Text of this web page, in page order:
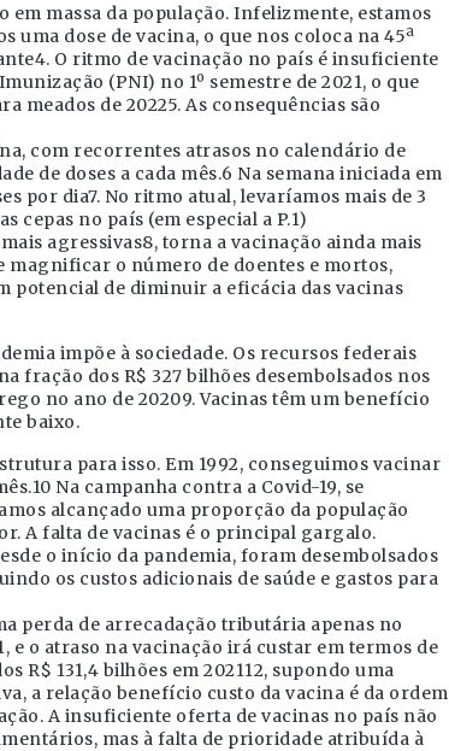
em massa da população. Infelizmente, estamos
uma dose de vacina, o que nos coloca na 45ª
O ritmo de vacinação no país é insuficiente
(PNI) no 1º semestre de 2021, o que
meados de 20225. As consequências são
com recorrentes atrasos no calendário de
de doses a cada mês.6 Na semana iniciada em
por dia7. No ritmo atual, levaríamos mais de 3
cepas no país (em especial a P.1)
agressivas8, torna a vacinação ainda mais
magnificar o número de doentes e mortos,
potencial de diminuir a eficácia das vacinas
impõe à sociedade. Os recursos federais
fração dos R$ 327 bilhões desembolsados nos
no ano de 20209. Vacinas têm um benefício
baixo.
para isso. Em 1992, conseguimos vacinar
Na campanha contra a Covid-19, se
alcançado uma proporção da população
A falta de vacinas é o principal gargalo.
o início da pandemia, foram desembolsados
os custos adicionais de saúde e gastos para
perda de arrecadação tributária apenas no
e o atraso na vacinação irá custar em termos de
R$ 131,4 bilhões em 202112, supondo uma
a relação benefício custo da vacina é da ordem
A insuficiente oferta de vacinas no país não
mas à falta de prioridade atribuída à